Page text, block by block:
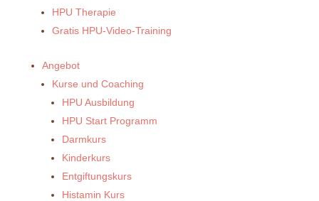
HPU Therapie
Gratis HPU-Video-Training
Angebot
Kurse und Coaching
HPU Ausbildung
HPU Start Programm
Darmkurs
Kinderkurs
Entgiftungskurs
Histamin Kurs